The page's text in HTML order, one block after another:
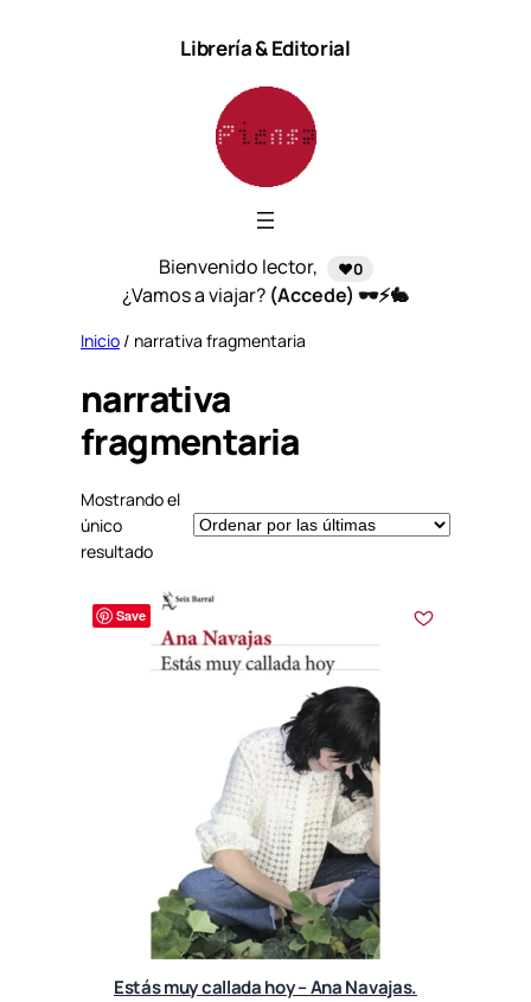
Librería & Editorial
Bienvenido lector, ❤️0
¿Vamos a viajar? (Accede) 🕶️⚡🐇
Inicio / narrativa fragmentaria
narrativa
fragmentaria
Mostrando el
único
resultado
Save
Estás muy callada hoy – Ana Navajas.